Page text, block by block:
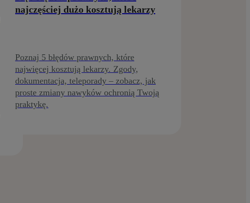
najczęściej dużo kosztują lekarzy
Poznaj 5 błędów prawnych, które
najwięcej kosztują lekarzy. Zgody,
dokumentacja, teleporady – zobacz, jak
proste zmiany nawyków ochronią Twoją
praktykę.